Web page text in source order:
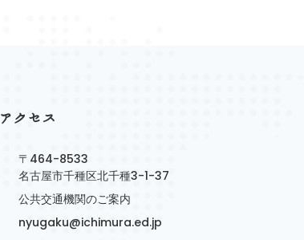
アクセス
〒464-8533
名古屋市千種区北千種3-1-37
公共交通機関のご案内
nyugaku@ichimura.ed.jp